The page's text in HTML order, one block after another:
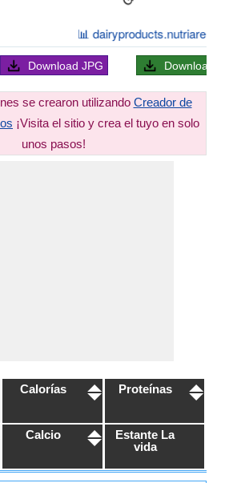
Download JPG Download
se crearon utilizando Creador de
¡Visita el sitio y crea el tuyo en solo
unos pasos!
Calorías Proteínas
Calcio
Estante La
vida